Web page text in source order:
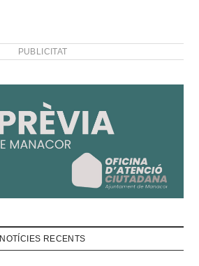
PUBLICITAT
NOTÍCIES RECENTS